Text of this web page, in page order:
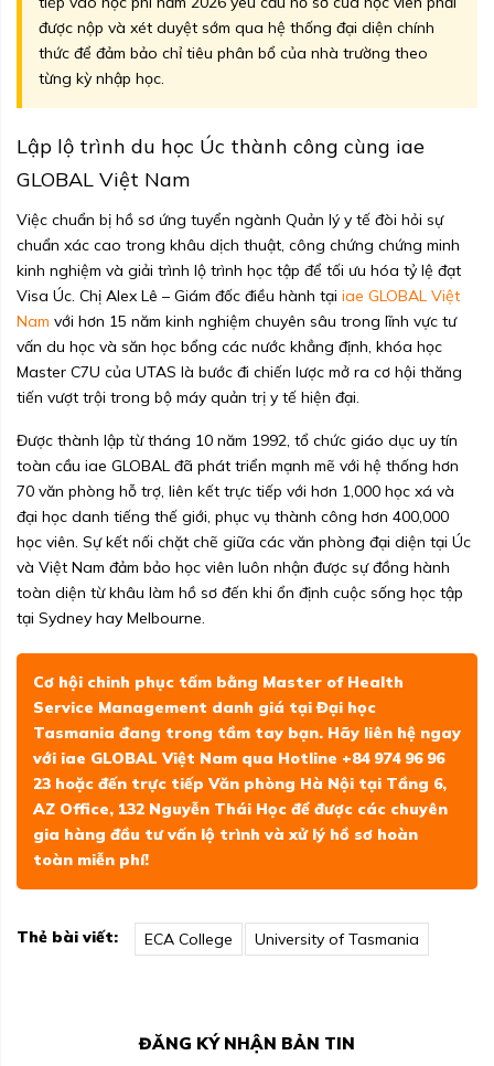
được nộp và xét duyệt sớm qua hệ thống đại diện chính
thức để đảm bảo chỉ tiêu phân bổ của nhà trường theo
từng kỳ nhập học.
Lập lộ trình du học Úc thành công cùng iae
GLOBAL Việt Nam
Việc chuẩn bị hồ sơ ứng tuyển ngành Quản lý y tế đòi hỏi sự
chuẩn xác cao trong khâu dịch thuật, công chứng chứng minh
kinh nghiệm và giải trình lộ trình học tập để tối ưu hóa tỷ lệ đạt
Visa Úc. Chị Alex Lê – Giám đốc điều hành tại iae GLOBAL Việt
Nam với hơn 15 năm kinh nghiệm chuyên sâu trong lĩnh vực tư
vấn du học và săn học bổng các nước khẳng định, khóa học
Master C7U của UTAS là bước đi chiến lược mở ra cơ hội thăng
tiến vượt trội trong bộ máy quản trị y tế hiện đại.
Được thành lập từ tháng 10 năm 1992, tổ chức giáo dục uy tín
toàn cầu iae GLOBAL đã phát triển mạnh mẽ với hệ thống hơn
70 văn phòng hỗ trợ, liên kết trực tiếp với hơn 1,000 học xá và
đại học danh tiếng thế giới, phục vụ thành công hơn 400,000
học viên. Sự kết nối chặt chẽ giữa các văn phòng đại diện tại Úc
và Việt Nam đảm bảo học viên luôn nhận được sự đồng hành
toàn diện từ khâu làm hồ sơ đến khi ổn định cuộc sống học tập
tại Sydney hay Melbourne.
Cơ hội chinh phục tấm bằng Master of Health
Service Management danh giá tại Đại học
Tasmania đang trong tầm tay bạn. Hãy liên hệ ngay
với iae GLOBAL Việt Nam qua Hotline +84 974 96 96
23 hoặc đến trực tiếp Văn phòng Hà Nội tại Tầng 6,
AZ Office, 132 Nguyễn Thái Học để được các chuyên
gia hàng đầu tư vấn lộ trình và xử lý hồ sơ hoàn
toàn miễn phí!
Thẻ bài viết: ECA College University of Tasmania
ĐĂNG KÝ NHẬN BẢN TIN